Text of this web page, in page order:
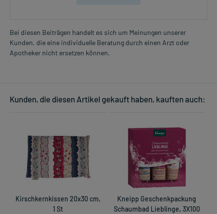
Bei diesen Beiträgen handelt es sich um Meinungen unserer
Kunden, die eine individuelle Beratung durch einen Arzt oder
Apotheker nicht ersetzen können.
Kunden, die diesen Artikel gekauft haben, kauften auch:
Kirschkernkissen 20x30 cm,
1 St
Kneipp Geschenkpackung
Schaumbad Lieblinge, 3X100